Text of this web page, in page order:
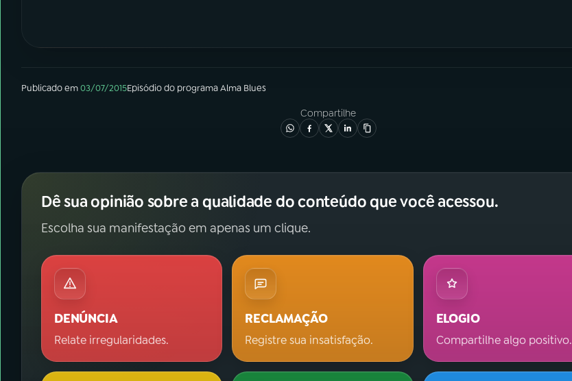
Publicado em03/07/2015Episódiodo programaAlma Blues
Compartilhe
Dê sua opinião sobre a qualidade do conteúdo que você acessou.
Escolha sua manifestação em apenas um clique.
DENÚNCIA
Relate irregularidades.
RECLAMAÇÃO
Registre sua insatisfação.
ELOGIO
Compartilhe algo positivo.